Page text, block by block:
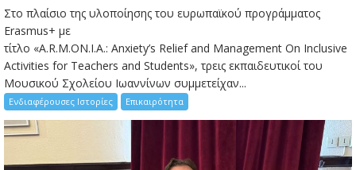
Στο πλαίσιο της υλοποίησης του ευρωπαϊκού προγράμματος
Erasmus+ με
τίτλο «A.R.M.ON.I.A.: Anxiety’s Relief and Management On Inclusive
Activities for Teachers and Students», τρεις εκπαιδευτικοί του
Μουσικού Σχολείου Ιωαννίνων συμμετείχαν...
Ενδιαφέρουσες Ιστορίες Επικαιρότητα